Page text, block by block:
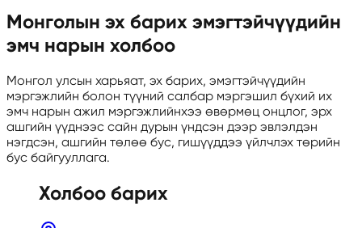
Монголын эх барих эмэгтэйчүүдийн
эмч нарын холбоо
Монгол улсын харьяат, эх барих, эмэгтэйчүүдийн
мэргэжлийн болон түүний салбар мэргэшил бүхий их
эмч нарын ажил мэргэжлийнхээ өвөрмөц онцлог, эрх
ашгийн үүднээс сайн дурын үндсэн дээр эвлэлдэн
нэгдсэн, ашгийн төлөө бус, гишүүддээ үйлчлэх төрийн
бус байгууллага.
Холбоо барих